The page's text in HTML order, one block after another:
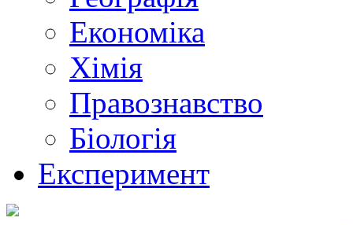
Економіка
Хімія
Правознавство
Біологія
Експеримент